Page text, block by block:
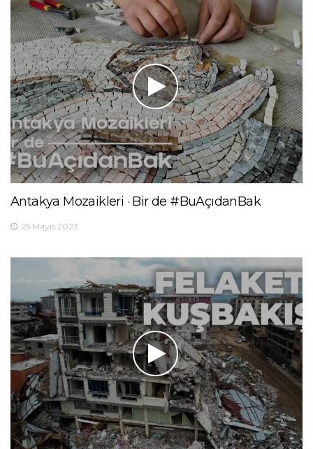
Antakya Mozaikleri · Bir de #BuAçıdanBak
25 Mayıs 2023